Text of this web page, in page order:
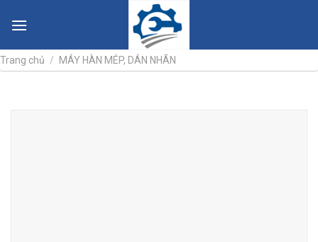
Trang chủ / MÁY HÀN MÉP, DÁN NHÃN